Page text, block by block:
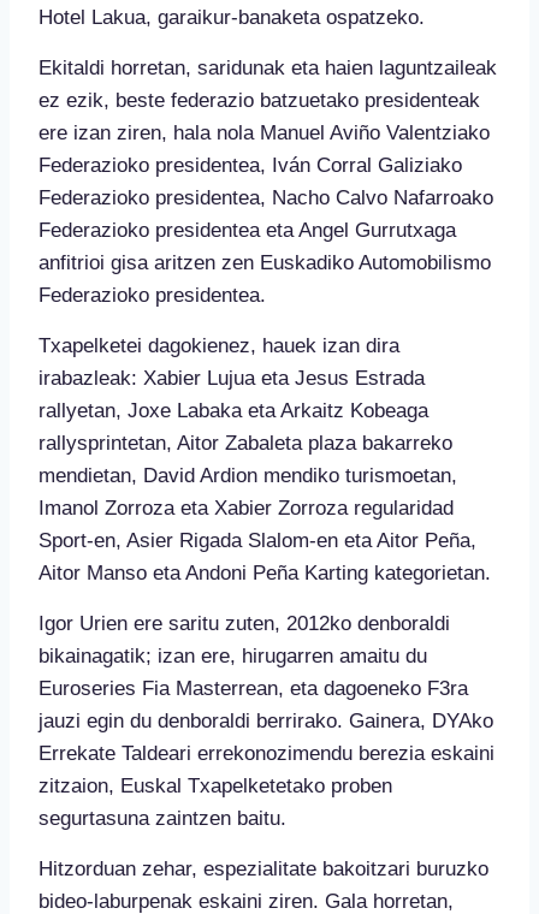
Hotel Lakua, garaikur-banaketa ospatzeko.
Ekitaldi horretan, saridunak eta haien laguntzaileak
ez ezik, beste federazio batzuetako presidenteak
ere izan ziren, hala nola Manuel Aviño Valentziako
Federazioko presidentea, Iván Corral Galiziako
Federazioko presidentea, Nacho Calvo Nafarroako
Federazioko presidentea eta Angel Gurrutxaga
anfitrioi gisa aritzen zen Euskadiko Automobilismo
Federazioko presidentea.
Txapelketei dagokienez, hauek izan dira
irabazleak: Xabier Lujua eta Jesus Estrada
rallyetan, Joxe Labaka eta Arkaitz Kobeaga
rallysprintetan, Aitor Zabaleta plaza bakarreko
mendietan, David Ardion mendiko turismoetan,
Imanol Zorroza eta Xabier Zorroza regularidad
Sport-en, Asier Rigada Slalom-en eta Aitor Peña,
Aitor Manso eta Andoni Peña Karting kategorietan.
Igor Urien ere saritu zuten, 2012ko denboraldi
bikainagatik; izan ere, hirugarren amaitu du
Euroseries Fia Masterrean, eta dagoeneko F3ra
jauzi egin du denboraldi berrirako. Gainera, DYAko
Errekate Taldeari errekonozimendu berezia eskaini
zitzaion, Euskal Txapelketetako proben
segurtasuna zaintzen baitu.
Hitzorduan zehar, espezialitate bakoitzari buruzko
bideo-laburpenak eskaini ziren. Gala horretan,